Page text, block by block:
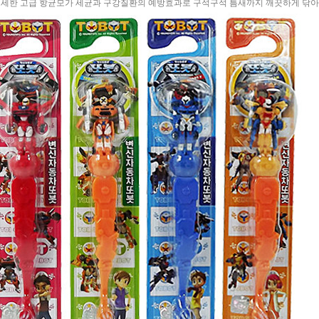
한 고급 항균모가 세균과 구강질환의 예방효과로 구석구석 틈새까지 깨끗하게 닦